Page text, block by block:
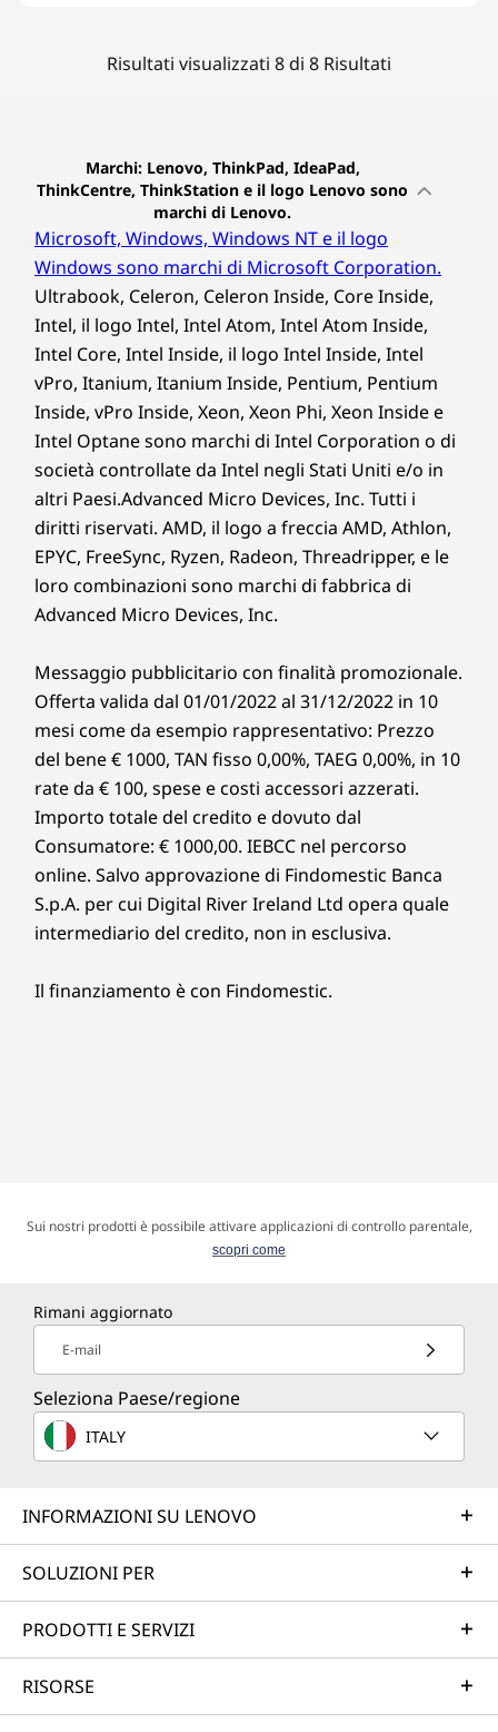
Risultati visualizzati 8 di 8 Risultati
Marchi: Lenovo, ThinkPad, IdeaPad,
ThinkCentre, ThinkStation e il logo Lenovo sono
marchi di Lenovo.
Microsoft, Windows, Windows NT e il logo
Windows sono marchi di Microsoft Corporation.
Ultrabook, Celeron, Celeron Inside, Core Inside,
Intel, il logo Intel, Intel Atom, Intel Atom Inside,
Intel Core, Intel Inside, il logo Intel Inside, Intel
vPro, Itanium, Itanium Inside, Pentium, Pentium
Inside, vPro Inside, Xeon, Xeon Phi, Xeon Inside e
Intel Optane sono marchi di Intel Corporation o di
società controllate da Intel negli Stati Uniti e/o in
altri Paesi.Advanced Micro Devices, Inc. Tutti i
diritti riservati. AMD, il logo a freccia AMD, Athlon,
EPYC, FreeSync, Ryzen, Radeon, Threadripper, e le
loro combinazioni sono marchi di fabbrica di
Advanced Micro Devices, Inc.
Messaggio pubblicitario con finalità promozionale.
Offerta valida dal 01/01/2022 al 31/12/2022 in 10
mesi come da esempio rappresentativo: Prezzo
del bene € 1000, TAN fisso 0,00%, TAEG 0,00%, in 10
rate da € 100, spese e costi accessori azzerati.
Importo totale del credito e dovuto dal
Consumatore: € 1000,00. IEBCC nel percorso
online. Salvo approvazione di Findomestic Banca
S.p.A. per cui Digital River Ireland Ltd opera quale
intermediario del credito, non in esclusiva.
Il finanziamento è con Findomestic.
Sui nostri prodotti è possibile attivare applicazioni di controllo parentale,
scopri come
Rimani aggiornato
E-mail
Seleziona Paese/regione
ITALY
INFORMAZIONI SU LENOVO
SOLUZIONI PER
PRODOTTI E SERVIZI
RISORSE